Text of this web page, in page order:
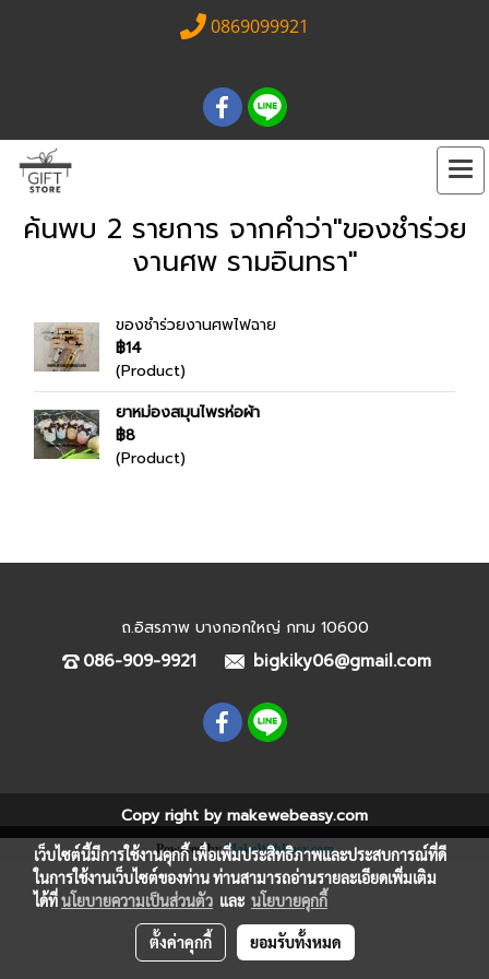
0869099921
ค้นพบ 2 รายการ จากคำว่า"ของชำร่วย
งานศพ รามอินทรา"
ของชำร่วยงานศพไฟฉาย
฿14
(Product)
ยาหม่องสมุนไพรห่อผ้า
฿8
(Product)
ถ.อิสรภาพ บางกอกใหญ่ กทม 10600
086-909-9921 bigkiky06@gmail.com
Copy right by makewebeasy.com
Powered byMakeWebEasy.com
เว็บไซต์นี้มีการใช้งานคุกกี้ เพื่อเพิ่มประสิทธิภาพและประสบการณ์ที่ดี
ในการใช้งานเว็บไซต์ของท่าน ท่านสามารถอ่านรายละเอียดเพิ่มเติม
ได้ที่นโยบายความเป็นส่วนตัว และ นโยบายคุกกี้
ตั้งค่าคุกกี้ ยอมรับทั้งหมด